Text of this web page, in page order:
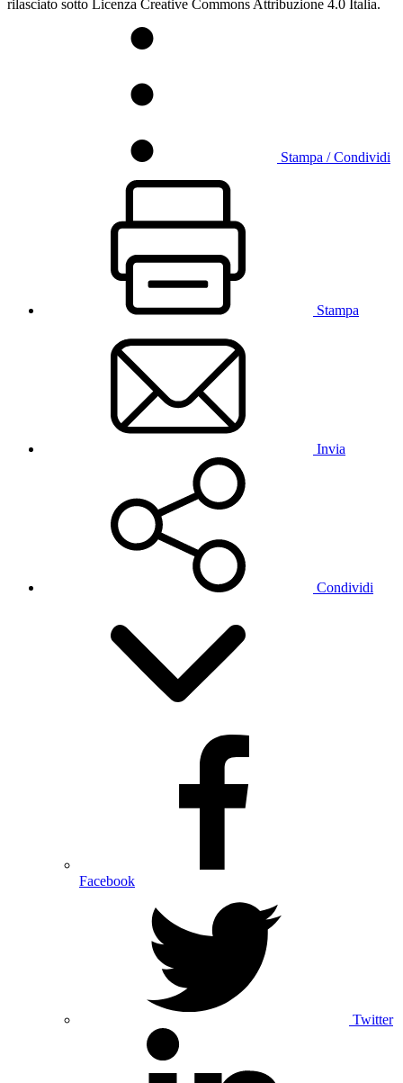
rilasciato sotto Licenza Creative Commons Attribuzione 4.0 Italia.
Stampa / Condividi
Stampa
Invia
Condividi
Facebook
Twitter